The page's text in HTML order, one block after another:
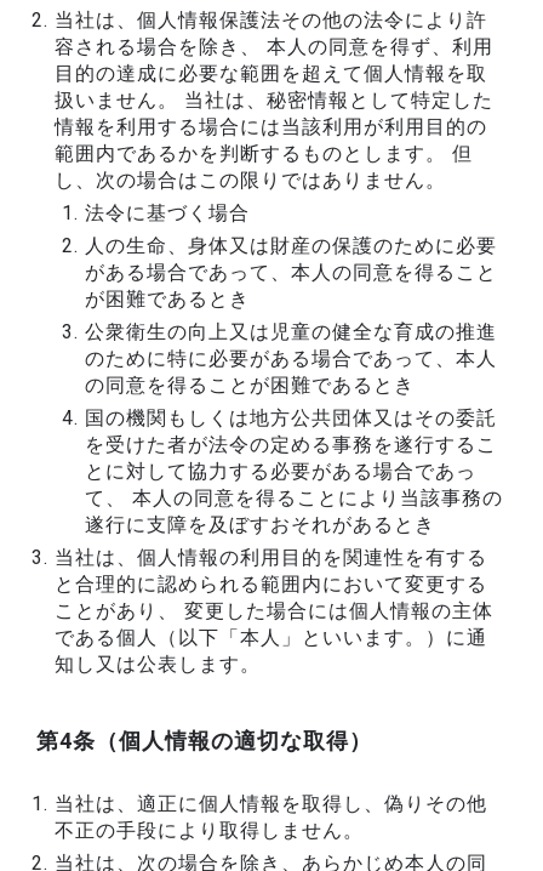
当社は、個人情報保護法その他の法令により許
容される場合を除き、 本人の同意を得ず、利用
目的の達成に必要な範囲を超えて個人情報を取
扱いません。 当社は、秘密情報として特定した
情報を利用する場合には当該利用が利用目的の
範囲内であるかを判断するものとします。 但
し、次の場合はこの限りではありません。
法令に基づく場合
人の生命、身体又は財産の保護のために必要
がある場合であって、本人の同意を得ること
が困難であるとき
公衆衛生の向上又は児童の健全な育成の推進
のために特に必要がある場合であって、本人
の同意を得ることが困難であるとき
国の機関もしくは地方公共団体又はその委託
を受けた者が法令の定める事務を遂行するこ
とに対して協力する必要がある場合であっ
て、 本人の同意を得ることにより当該事務の
遂行に支障を及ぼすおそれがあるとき
当社は、個人情報の利用目的を関連性を有する
と合理的に認められる範囲内において変更する
ことがあり、 変更した場合には個人情報の主体
である個人（以下「本人」といいます。）に通
知し又は公表します。
第4条（個人情報の適切な取得）
当社は、適正に個人情報を取得し、偽りその他
不正の手段により取得しません。
当社は、次の場合を除き、あらかじめ本人の同